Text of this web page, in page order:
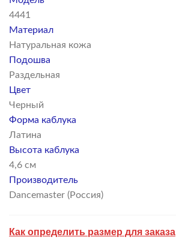
4441
Материал
Натуральная кожа
Подошва
Раздельная
Цвет
Черный
Форма каблука
Латина
Высота каблука
4,6 см
Производитель
Dancemaster (Россия)
Как определить размер для заказа